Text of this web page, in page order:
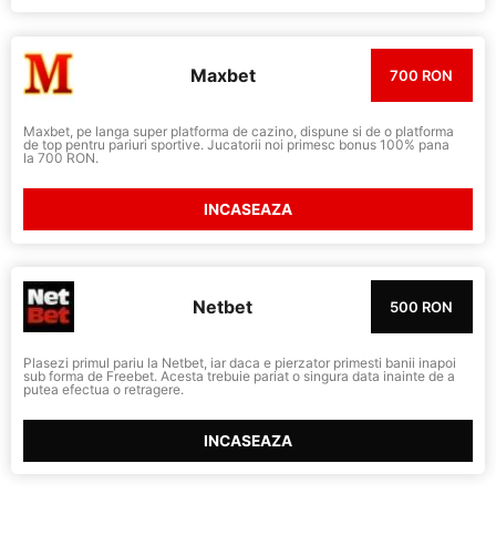
Maxbet 700 RON
Maxbet, pe langa super platforma de cazino, dispune si de o platforma
de top pentru pariuri sportive. Jucatorii noi primesc bonus 100% pana
la 700 RON.
INCASEAZA
Netbet 500 RON
Plasezi primul pariu la Netbet, iar daca e pierzator primesti banii inapoi
sub forma de Freebet. Acesta trebuie pariat o singura data inainte de a
putea efectua o retragere.
INCASEAZA